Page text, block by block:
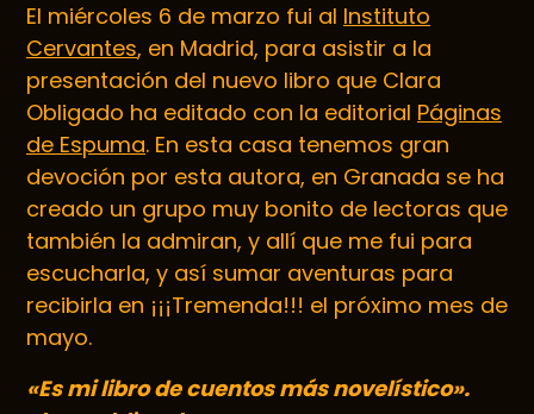
El miércoles 6 de marzo fui al Instituto
Cervantes, en Madrid, para asistir a la
presentación del nuevo libro que Clara
Obligado ha editado con la editorial Páginas
de Espuma. En esta casa tenemos gran
devoción por esta autora, en Granada se ha
creado un grupo muy bonito de lectoras que
también la admiran, y allí que me fui para
escucharla, y así sumar aventuras para
recibirla en ¡¡¡Tremenda!!! el próximo mes de
mayo.
«Es mi libro de cuentos más novelístico».